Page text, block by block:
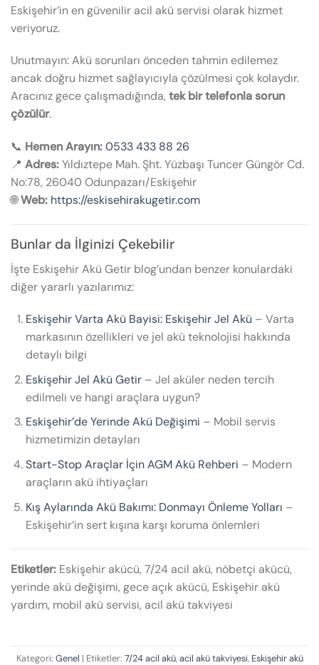
Eskişehir’in en güvenilir acil akü servisi olarak hizmet
veriyoruz.
Unutmayın: Akü sorunları önceden tahmin edilemez
ancak doğru hizmet sağlayıcıyla çözülmesi çok kolaydır.
Aracınız gece çalışmadığında, tek bir telefonla sorun
çözülür.
📞 Hemen Arayın:0533 433 88 26
📍 Adres:Yıldıztepe Mah. Şht. Yüzbaşı Tuncer Güngör Cd.
No:78, 26040 Odunpazarı/Eskişehir
🌐Web: https://eskisehirakugetir.com
Bunlar da İlginizi Çekebilir
İşte Eskişehir Akü Getir blog’undan benzer konulardaki
diğer yararlı yazılarımız:
Eskişehir Varta Akü Bayisi: Eskişehir Jel Akü – Varta
markasının özellikleri ve jel akü teknolojisi hakkında
detaylı bilgi
Eskişehir Jel Akü Getir– Jel aküler neden tercih
edilmeli ve hangi araçlara uygun?
Eskişehir’de Yerinde Akü Değişimi – Mobil servis
hizmetimizin detayları
Start-Stop Araçlar İçin AGM Akü Rehberi – Modern
araçların akü ihtiyaçları
Kış Aylarında Akü Bakımı: Donmayı Önleme Yolları –
Eskişehir’in sert kışına karşı koruma önlemleri
Etiketler: Eskişehir akücü, 7/24 acil akü, nöbetçi akücü,
yerinde akü değişimi, gece açık akücü, Eskişehir akü
yardım, mobil akü servisi, acil akü takviyesi
Kategori: Genel | Etiketler: 7/24 acil akü,acil akü takviyesi, Eskişehir akü